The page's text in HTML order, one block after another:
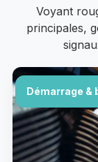
Voyant
principales,
Démarrage &